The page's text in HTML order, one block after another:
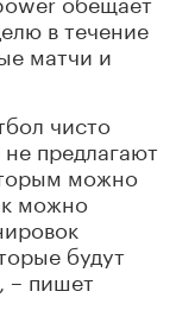
в течение
матчи и
чисто
предлагают
можно
можно
будут
– пишет